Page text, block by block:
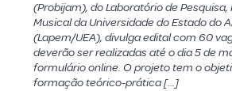
(Probijam), do Laboratório de Pesquisa,
Musical da Universidade do Estado do
(Lapem/UEA), divulga edital com 60
deverão ser realizadas até o dia 5 de
formulário online. O projeto tem o
formação teórico-prática […]